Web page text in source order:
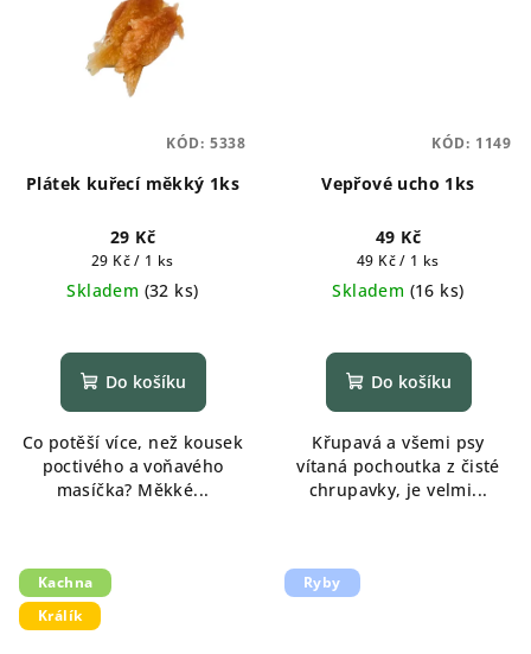
Plátek kuřecí měkký 1ks
29 Kč
Měrná
cena:
29 Kč / 1 ks
Skladem (32 ks)
Do košíku
Co potěší více, než kousek
poctivého a voňavého
masíčka? Měkké...
KÓD: 5338
Vepřové ucho 1ks
49 Kč
Měrná
cena:
49 Kč / 1 ks
Skladem (16 ks)
Do košíku
Křupavá a všemi psy
vítaná pochoutka z čisté
chrupavky, je velmi...
KÓD: 1149
Kachna
Králík
Ryby